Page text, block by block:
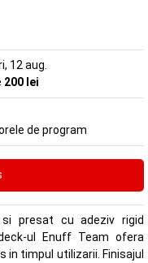
12 aug.
200 lei
de program
presat cu adeziv rigid
ul Enuff Team ofera
timpul utilizarii. Finisajul